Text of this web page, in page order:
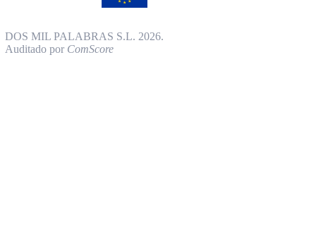
DOS MIL PALABRAS S.L. 2026.
Auditado por ComScore